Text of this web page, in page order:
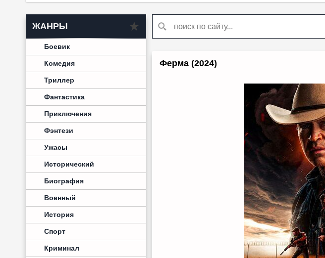
ЖАНРЫ
Боевик
Комедия
Триллер
Фантастика
Приключения
Фэнтези
Ужасы
Исторический
Биография
Военный
История
Спорт
Криминал
Ферма (2024)